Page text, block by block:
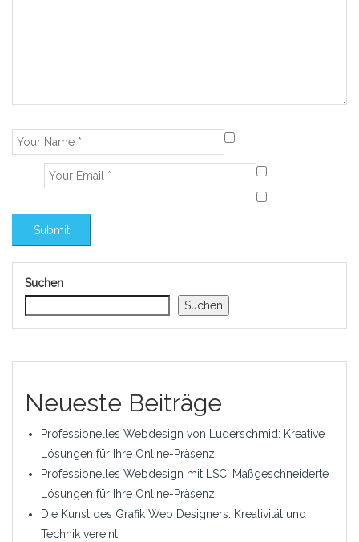
Suchen
Suchen
Neueste Beiträge
Professionelles Webdesign von Luderschmid: Kreative
Lösungen für Ihre Online-Präsenz
Professionelles Webdesign mit LSC: Maßgeschneiderte
Lösungen für Ihre Online-Präsenz
Die Kunst des Grafik Web Designers: Kreativität und
Technik vereint